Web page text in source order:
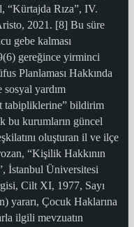
“Kürtajda Rıza”, IV.
2021. [8] Bu süre
gebe kalması
gereğince yirminci
Planlaması Hakkında
sosyal yardım
tabipliklerine” bildirim
bu kurumların güncel
oluşturan il ve ilçe
“Kişilik Hakkının
İstanbul Üniversitesi
Cilt XI, 1977, Sayı
yararı, Çocuk Haklarına
ilgili mevzuatın